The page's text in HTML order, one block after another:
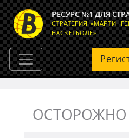
РЕСУРС №1 ДЛЯ
СТРАТЕГИЯ:
БАСКЕТБОЛЕ»